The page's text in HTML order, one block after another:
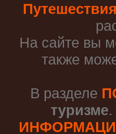
На сайте вы
также
В разделе
туризме